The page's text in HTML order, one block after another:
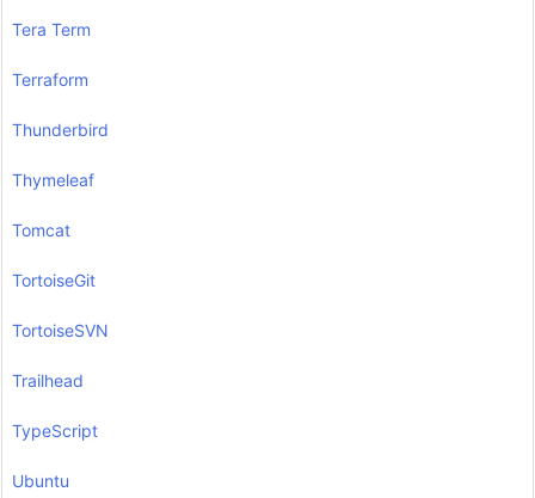
Tera Term
Terraform
Thunderbird
Thymeleaf
Tomcat
TortoiseGit
TortoiseSVN
Trailhead
TypeScript
Ubuntu